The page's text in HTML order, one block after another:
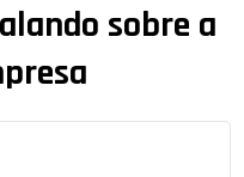
alando sobre a
presa